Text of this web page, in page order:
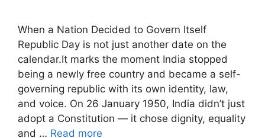
When a Nation Decided to Govern Itself
Republic Day is not just another date on the
calendar.It marks the moment India stopped
being a newly free country and became a self-
governing republic with its own identity, law,
and voice. On 26 January 1950, India didn’t just
adopt a Constitution — it chose dignity, equality
and … Read more